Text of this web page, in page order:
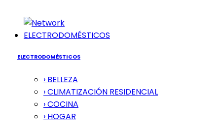
ELECTRODOMÉSTICOS
ELECTRODOMÉSTICOS
› BELLEZA
› CLIMATIZACIÓN RESIDENCIAL
› COCINA
› HOGAR